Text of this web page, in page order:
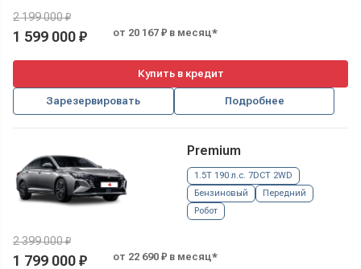
2 199 000 ₽
1 599 000 ₽ от 20 167 ₽ в месяц*
Купить в кредит
Зарезервировать Подробнее
Premium
1.5T 190 л.с. 7DCT 2WD
Бензиновый
Передний
Робот
2 399 000 ₽
1 799 000 ₽ от 22 690 ₽ в месяц*